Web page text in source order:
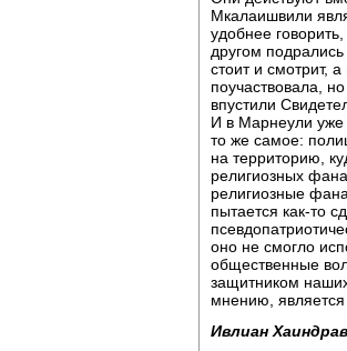
Мкалаишвили
удобнее
другом
стоит и смотрит,
поучаствовала,
впустили
И в Марнеули уже
то же самое:
на территорию,
религиозных
религиозные
пытается как-то
оно не смогло
общественные
защитником
мнению,
Ивлиан